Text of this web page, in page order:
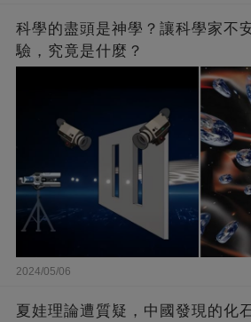
科學的盡頭是神學？讓科學家不
驗，究竟是什麼？
2024/05/06
夏娃理論遭質疑，中國發現的化